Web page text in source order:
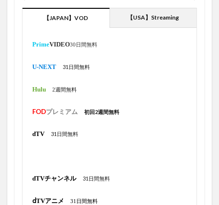
【JAPAN】VOD 【USA】Streaming
PrimeVIDEO30日間無料
U-NEXT 31日間無料
Hulu 2週間無料
FODプレミアム 初回2週間無料
dTV 31日間無料
dTVチャンネル 31日間無料
ⅾTVアニメ 31日間無料